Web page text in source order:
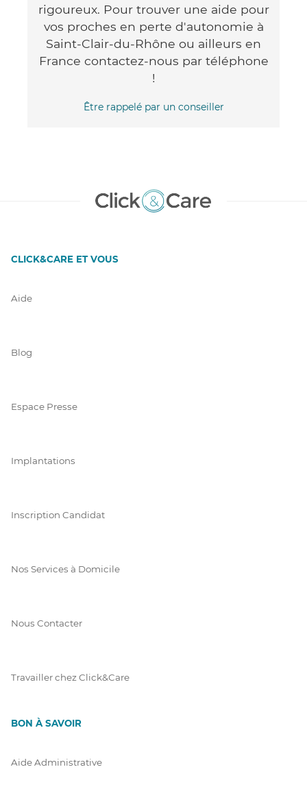
rigoureux. Pour trouver une aide pour
vos proches en perte d'autonomie à
Saint-Clair-du-Rhône ou ailleurs en
France contactez-nous par téléphone
!
Être rappelé par un conseiller
CLICK&CARE ET VOUS
Aide
Blog
Espace Presse
Implantations
Inscription Candidat
Nos Services à Domicile
Nous Contacter
Travailler chez Click&Care
BON À SAVOIR
Aide Administrative